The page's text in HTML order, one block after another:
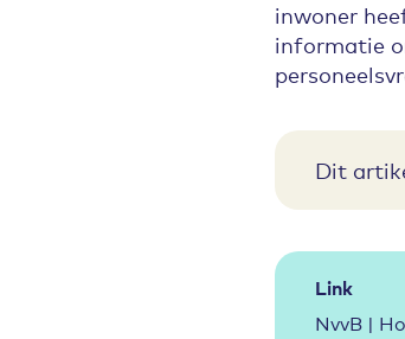
inwoner
informatie
Dit
Link
NvvB |